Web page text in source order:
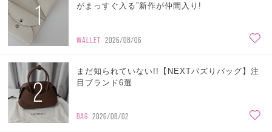
1
がまっすぐ入る”新作が仲間入り!
WALLET 2026/08/06
2
まだ知られていない!!【NEXTバズりバッグ】注
目ブランド6選
BAG 2026/08/02